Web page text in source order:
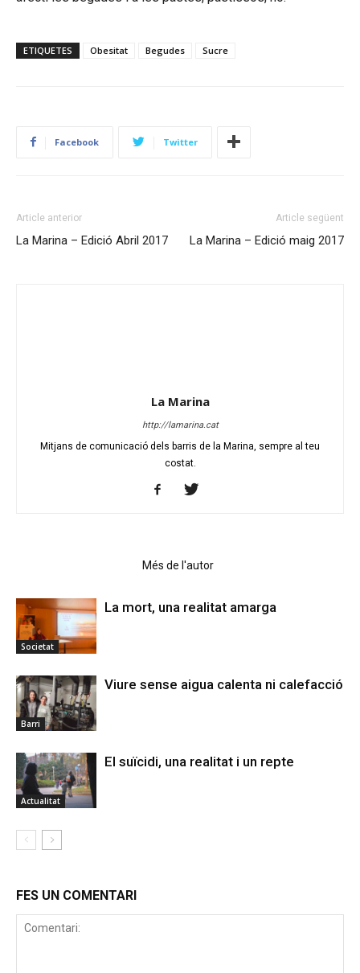
ETIQUETES Obesitat Begudes Sucre
Facebook Twitter
Article anterior
La Marina – Edició Abril 2017
Article següent
La Marina – Edició maig 2017
La Marina
http://lamarina.cat
Mitjans de comunicació dels barris de la Marina, sempre al teu
costat.
Més de l'autor
Societat
La mort, una realitat amarga
Barri
Viure sense aigua calenta ni calefacció
Actualitat
El suïcidi, una realitat i un repte
FES UN COMENTARI